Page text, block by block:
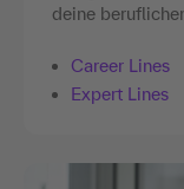
deine
Career Lines
Expert Lines